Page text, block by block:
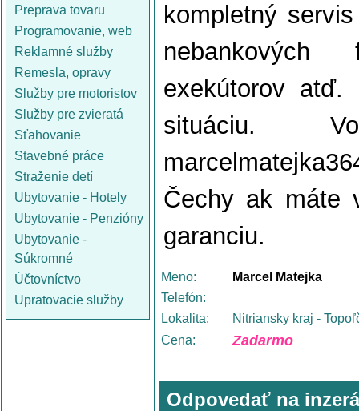
Preprava tovaru
Programovanie, web
Reklamné služby
Remesla, opravy
Služby pre motoristov
Služby pre zvieratá
Sťahovanie
Stavebné práce
Straženie detí
Ubytovanie - Hotely
Ubytovanie - Penzióny
Ubytovanie -
Súkromné
Účtovníctvo
Upratovacie služby
kompletný
nebankových
exekútorov
situáciu.
Čechy ak máte
garanciu.
Meno:
Marcel Matejka
Telefón:
Lokalita:
Nitriansky kraj -
Cena:
Zadarmo
Odpovedať na